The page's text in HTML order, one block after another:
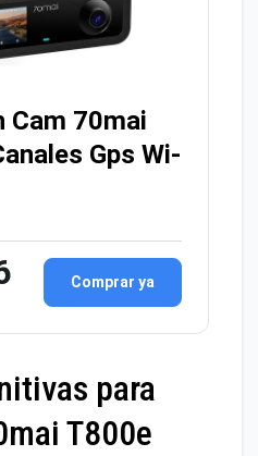
Cam 70mai
Gps Wi-
Comprar ya
para
T800e